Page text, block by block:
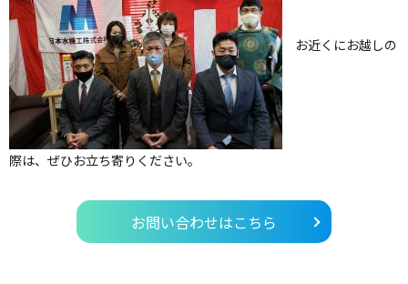
お近くにお越しの
際は、ぜひお立ち寄りください。
お問い合わせはこちら